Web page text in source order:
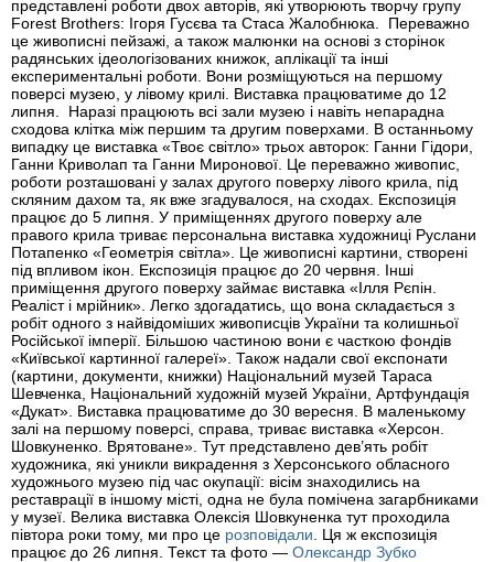
представлені роботи двох авторів, які утворюють творчу групу
Forest Brothers: Ігоря Гусєва та Стаса Жалобнюка. Переважно
це живописні пейзажі, а також малюнки на основі з сторінок
радянських ідеологізованих книжок, аплікації та інші
експериментальні роботи. Вони розміщуються на першому
поверсі музею, у лівому крилі. Виставка працюватиме до 12
липня. Наразі працюють всі зали музею і навіть непарадна
сходова клітка між першим та другим поверхами. В останньому
випадку це виставка «Твоє світло» трьох авторок: Ганни Гідори,
Ганни Криволап та Ганни Миронової. Це переважно живопис,
роботи розташовані у залах другого поверху лівого крила, під
скляним дахом та, як вже згадувалося, на сходах. Експозиція
працює до 5 липня. У приміщеннях другого поверху але
правого крила триває персональна виставка художниці Руслани
Потапенко «Геометрія світла». Це живописні картини, створені
під впливом ікон. Експозиція працює до 20 червня. Інші
приміщення другого поверху займає виставка «Ілля Рєпін.
Реаліст і мрійник». Легко здогадатись, що вона складається з
робіт одного з найвідоміших живописців України та колишньої
Російської імперії. Більшою частиною вони є часткою фондів
«Київської картинної галереї». Також надали свої експонати
(картини, документи, книжки) Національний музей Тараса
Шевченка, Національний художній музей України, Артфундація
«Дукат». Виставка працюватиме до 30 вересня. В маленькому
залі на першому поверсі, справа, триває виставка «Херсон.
Шовкуненко. Врятоване». Тут представлено дев’ять робіт
художника, які уникли викрадення з Херсонського обласного
художнього музею під час окупації: вісім знаходились на
реставрації в іншому місті, одна не була помічена загарбниками
у музеї. Велика виставка Олексія Шовкуненка тут проходила
півтора роки тому, ми про це розповідали . Ця ж експозиція
працює до 26 липня. Текст та фото — Олександр Зубко